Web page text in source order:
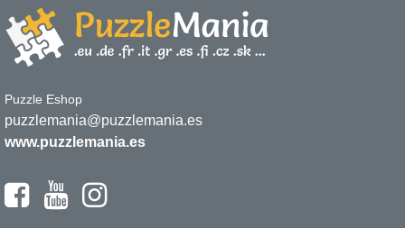
Puzzle Eshop
puzzlemania@puzzlemania.es
www.puzzlemania.es